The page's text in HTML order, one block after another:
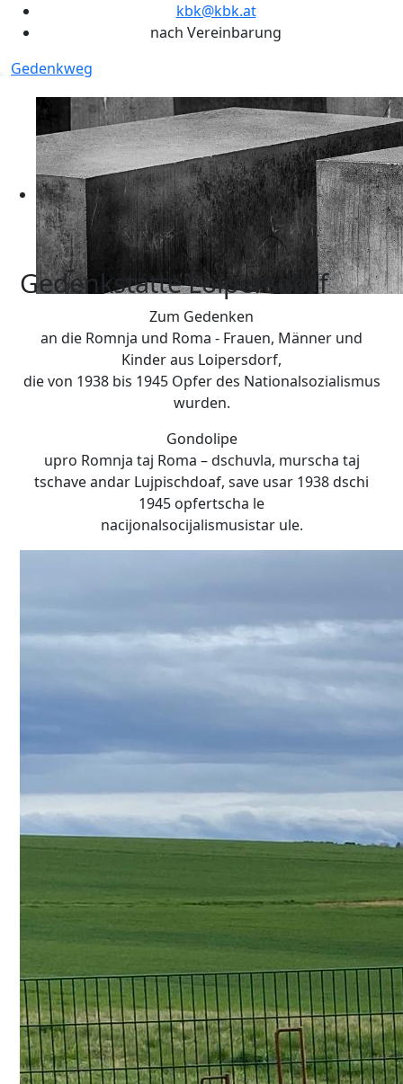
kbk@kbk.at
nach Vereinbarung
Gedenkweg
Gedenkstätte Loipersdorf
Zum Gedenken
an die Romnja und Roma - Frauen, Männer und
Kinder aus Loipersdorf,
die von 1938 bis 1945 Opfer des Nationalsozialismus
wurden.
Gondolipe
upro Romnja taj Roma – dschuvla, murscha taj
tschave andar Lujpischdoaf, save usar 1938 dschi
1945 opfertscha le
nacijonalsocijalismusistar ule.